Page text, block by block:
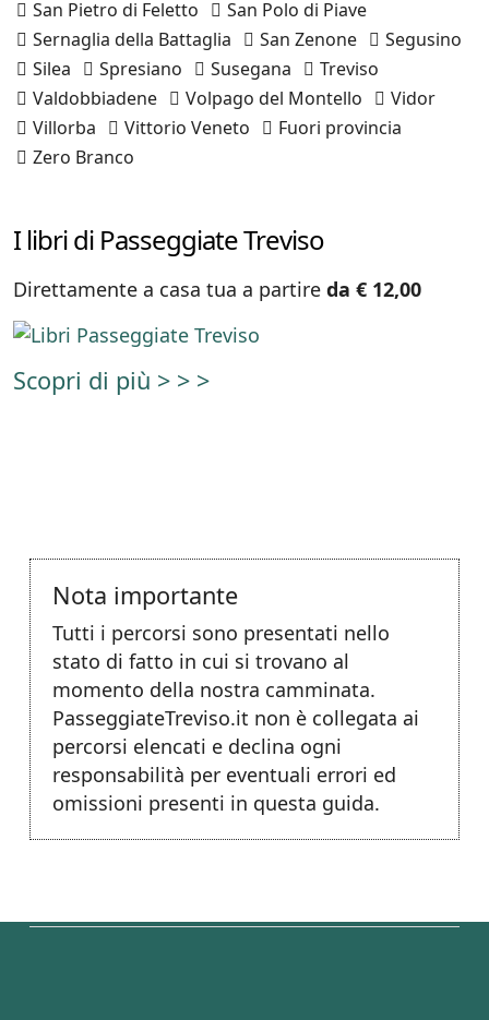
San Pietro di Feletto
San Polo di Piave
Sernaglia della Battaglia
San Zenone
Segusino
Silea
Spresiano Susegana
Treviso
Valdobbiadene
Volpago del Montello
Vidor
Villorba
Vittorio Veneto
Fuori provincia
Zero Branco
I libri di Passeggiate Treviso
Direttamente a casa tua a partire da € 12,00
Scopri di più > > >
Nota importante
Tutti i percorsi sono presentati nello
stato di fatto in cui si trovano al
momento della nostra camminata.
PasseggiateTreviso.it non è collegata ai
percorsi elencati e declina ogni
responsabilità per eventuali errori ed
omissioni presenti in questa guida.